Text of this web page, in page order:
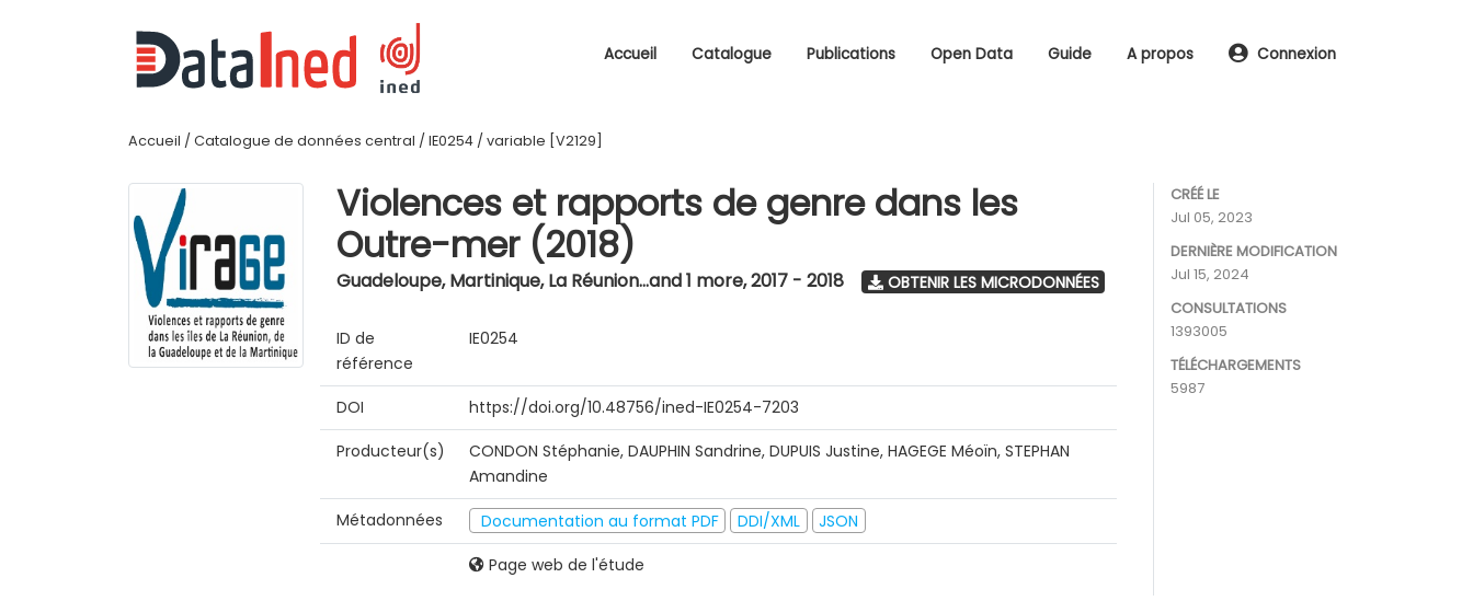
Accueil Catalogue Publications Open Data Guide A propos Connexion
Accueil / Catalogue de données central / IE0254 / variable [V2129]
Violences et rapports de genre dans les
Outre-mer (2018)
Guadeloupe, Martinique, La Réunion...and 1 more,2017 - 2018 OBTENIR LES MICRODONNÉES
ID de
référence
IE0254
DOI
https://doi.org/10.48756/ined-IE0254-7203
Producteur(s)
CONDON Stéphanie, DAUPHIN Sandrine, DUPUIS Justine, HAGEGE Méoïn, STEPHAN
Amandine
Métadonnées
Documentation au format PDF DDI/XML
JSON
Page web de l'étude
CRÉÉ LE
Jul 05, 2023
DERNIÈRE MODIFICATION
Jul 15, 2024
CONSULTATIONS
1393005
TÉLÉCHARGEMENTS
5987